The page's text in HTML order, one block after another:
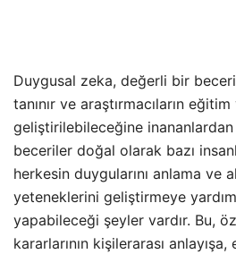
Duygusal zeka, değerli bir
tanınır ve araştırmacıların
geliştirilebileceğine
beceriler doğal olarak bazı
herkesin duygularını anlama ve
yeteneklerini geliştirmeye
yapabileceği şeyler vardır. Bu,
kararlarının kişilerarası anlayışa,